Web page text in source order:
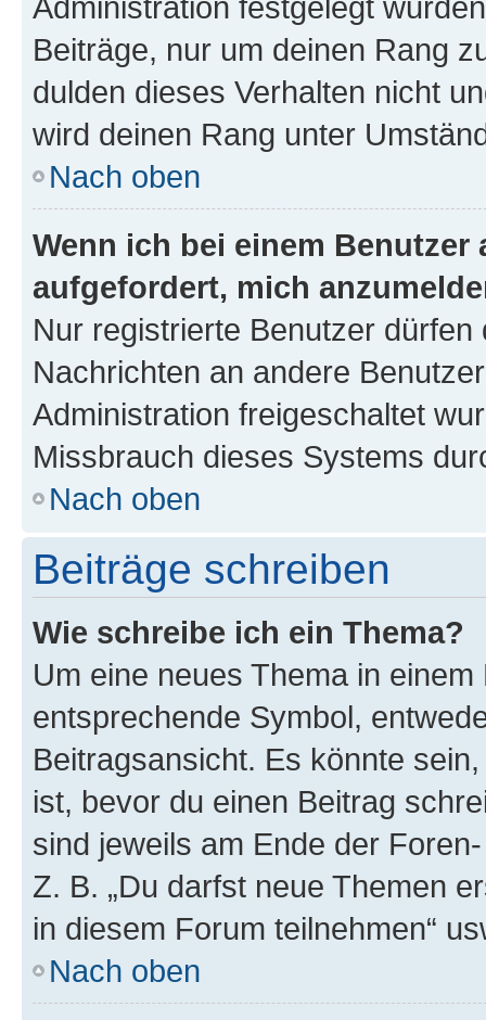
Beiträge, nur um deinen Rang
dulden dieses Verhalten nicht
wird deinen Rang unter
Nach oben
Wenn ich bei einem
aufgefordert, mich
Nur registrierte Benutzer
Nachrichten an andere
Administration freigeschaltet
Missbrauch dieses Systems
Nach oben
Beiträge schreiben
Wie schreibe ich ein Thema?
Um eine neues Thema in
entsprechende Symbol,
Beitragsansicht. Es könnte
ist, bevor du einen Beitrag
sind jeweils am Ende der
Z. B. „Du darfst neue Themen
in diesem Forum teilnehmen“
Nach oben